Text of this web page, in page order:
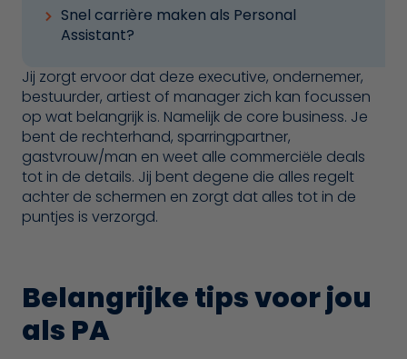
Snel carrière maken als Personal
Assistant?
Jij zorgt ervoor dat deze executive, ondernemer,
bestuurder, artiest of manager zich kan focussen
op wat belangrijk is. Namelijk de core business. Je
bent de rechterhand, sparringpartner,
gastvrouw/man en weet alle commerciële deals
tot in de details. Jij bent degene die alles regelt
achter de schermen en zorgt dat alles tot in de
puntjes is verzorgd.
Belangrijke tips voor jou
als PA